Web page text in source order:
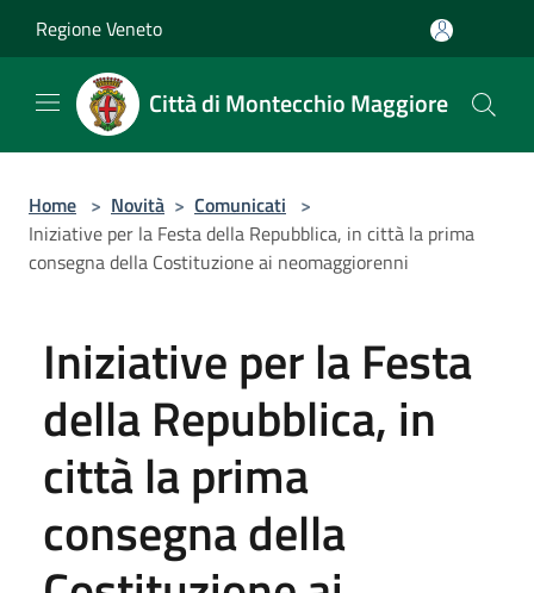
Regione Veneto
Città di Montecchio Maggiore
Home > Novità > Comunicati >
Iniziative per la Festa della Repubblica, in città la prima
consegna della Costituzione ai neomaggiorenni
Iniziative per la Festa
della Repubblica, in
città la prima
consegna della